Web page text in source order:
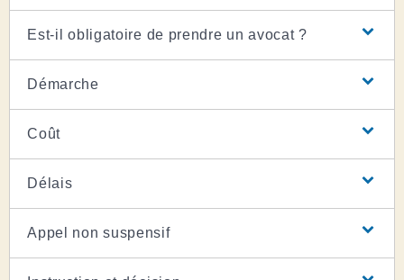
Est-il obligatoire de prendre un avocat ?
Démarche
Coût
Délais
Appel non suspensif